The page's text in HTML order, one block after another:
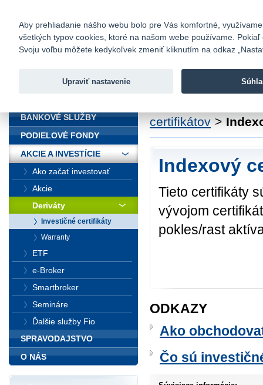
Fio banka
Fio banka
certifikátov >
Indexový
Tieto certifikáty
vývojom
pokles/rast
ODKAZY
Ako
Čo sú
BANKOVÉ SLUŽBY
PODIELOVÉ FONDY
AKCIE A INVESTÍCIE
Ako začať investovať
Akcie
Deriváty
Investičné certifikáty
Warranty
ETF
e-Broker
Smartbroker
Semináre
Ďalšie služby Fio
SPRAVODAJSTVO
O NÁS
Aby prehliadanie nášho webu bolo pre Vás komfortné,
všetkých typov cookies, ktoré na našom webe používame.
Svoju voľbu môžete kedykoľvek zmeniť kliknutím na odkaz
Upraviť nastavenie